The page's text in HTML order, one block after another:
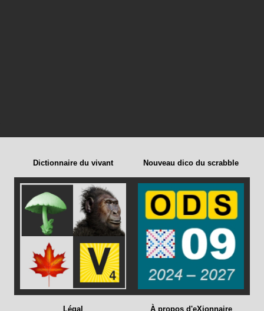
Dictionnaire du vivant Nouveau dico du scrabble
Légal À propos d'eXionnaire